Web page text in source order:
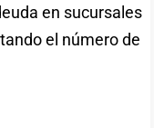
en sucursales
el número de